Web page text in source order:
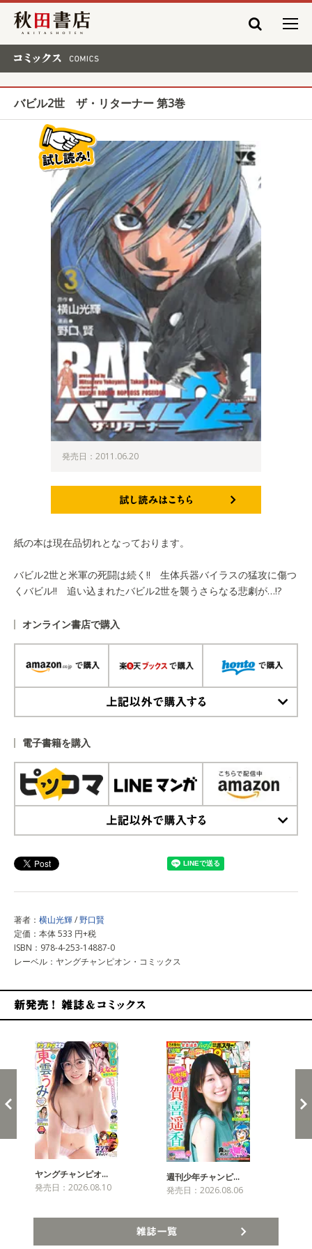
秋田書店
バビル2世 ザ・リターナー 第3巻
発売日：2011.06.20
紙の本は現在品切れとなっております。
バビル2世と米軍の死闘は続く!! 生体兵器バイラスの猛攻に傷つ
くバビル!! 追い込まれたバビル2世を襲うさらなる悲劇が…!?
オンライン書店で購入
電子書籍を購入
著者： 横山光輝/野口賢
定価：本体 533 円+税
ISBN：978-4-253-14887-0
レーベル：ヤングチャンピオン・コミックス
ヤングチャンピオ…
発売日：2026.08.10
週刊少年チャンピ…
発売日：2026.08.06